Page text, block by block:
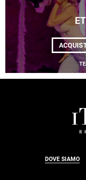
DOVE SIAMO